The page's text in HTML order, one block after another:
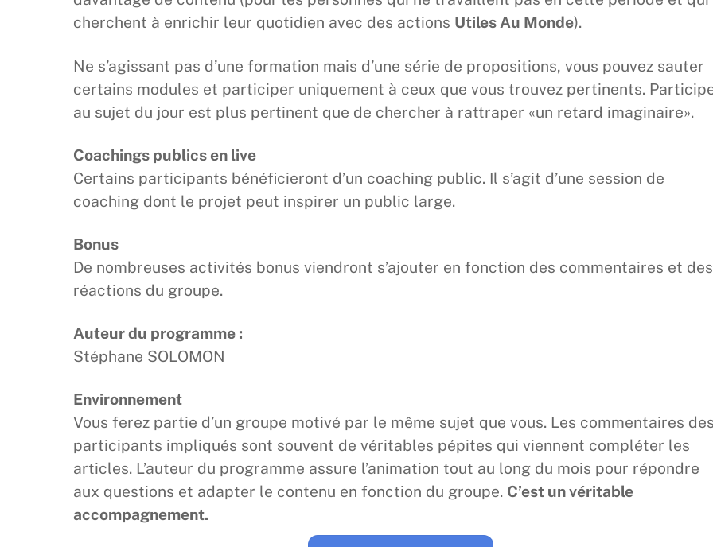
cherchent à enrichir leur quotidien avec des actions Utiles Au Monde).
Ne s’agissant pas d’une formation mais d’une série de propositions, vous pouvez sauter
certains modules et participer uniquement à ceux que vous trouvez pertinents.
au sujet du jour est plus pertinent que de chercher à rattraper «un retard imaginaire».
Coachings publics en live
Certains participants bénéficieront d’un coaching public. Il s’agit d’une session de
coaching dont le projet peut inspirer un public large.
Bonus
De nombreuses activités bonus viendront s’ajouter en fonction des commentaires et des
réactions du groupe.
Auteur du programme :
Stéphane SOLOMON
Environnement
Vous ferez partie d’un groupe motivé par le même sujet que vous. Les commentaires
participants impliqués sont souvent de véritables pépites qui viennent compléter les
articles. L’auteur du programme assure l’animation tout au long du mois pour répondre
aux questions et adapter le contenu en fonction du groupe. C’est un véritable
accompagnement.